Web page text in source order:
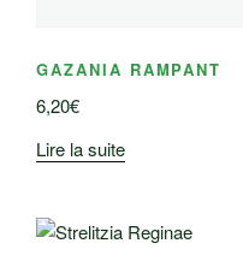
GAZANIA RAMPANT
6,20€
Lire la suite